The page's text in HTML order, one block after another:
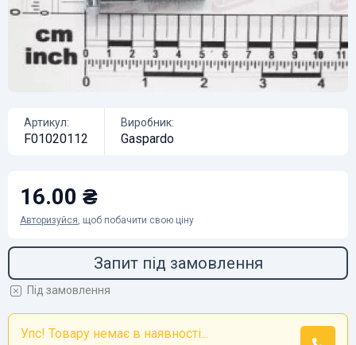
Артикул:
F01020112
Виробник:
Gaspardo
16.00 ₴
Авторизуйся, щоб побачити свою ціну
Запит під замовлення
Під замовлення
Упс! Товару немає в наявності...